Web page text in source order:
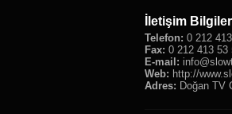
İletişim
Telefon: 0 212
Fax: 0 212 413 53
E-mail:
Web: http://
Adres: Doğan TV